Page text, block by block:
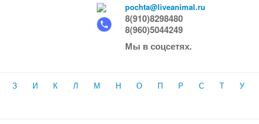
pochta@liveanimal.ru
8(910)8298480
8(960)5044249
Мы в соцсетях.
З И К Л М Н О П Р С Т У